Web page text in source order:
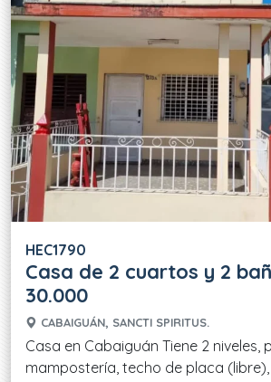
HEC1790
Casa de 2 cuartos y 2
30.000
CABAIGUÁN, SANCTI SPIRITUS.
Casa en Cabaiguán Tiene 2 niveles,
mampostería, techo de placa